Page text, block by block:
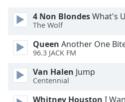
Opacity
Font
Size
Text
4 Non BlondesWhat's
The Wolf
Queen Another One
96.3 JACK FM
Van Halen Jump
Centennial
Whitney Houston I